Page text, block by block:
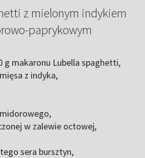
z mielonym indykiem
paprykowym
g makaronu Lubella spaghetti,
z indyka,
w zalewie octowej,
sera bursztyn,